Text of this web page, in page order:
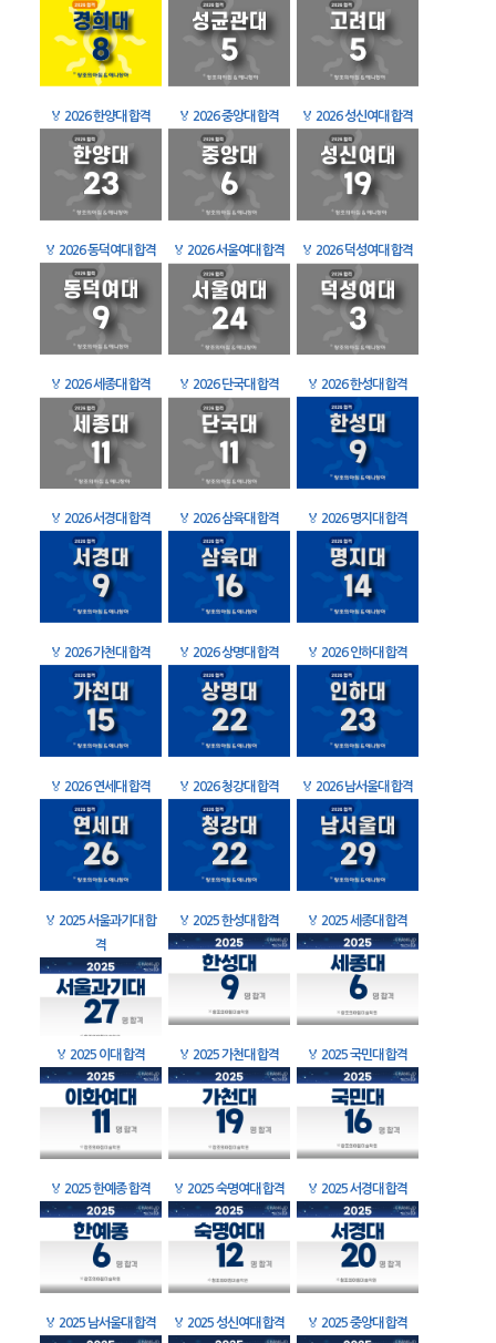
🏅 2026 한양대 합격 🏅 2026 중앙대 합격 🏅 2026 성신여대 합격
🏅 2026 동덕여대 합격 🏅 2026 서울여대 합격 🏅 2026 덕성여대 합격
🏅 2026 세종대 합격 🏅 2026 단국대 합격 🏅 2026 한성대 합격
🏅 2026 서경대 합격 🏅 2026 삼육대 합격 🏅 2026 명지대 합격
🏅 2026 가천대 합격 🏅 2026 상명대 합격 🏅 2026 인하대 합격
🏅 2026 연세대 합격 🏅 2026 청강대 합격 🏅 2026 남서울대 합격
🏅 2025 서울과기대 합
격
🏅 2025 한성대 합격 🏅 2025 세종대 합격
🏅 2025 이대 합격 🏅 2025 가천대 합격 🏅 2025 국민대 합격
🏅 2025 한예종 합격 🏅 2025 숙명여대 합격 🏅 2025 서경대 합격
🏅 2025 남서울대 합격 🏅 2025 성신여대 합격 🏅 2025 중앙대 합격